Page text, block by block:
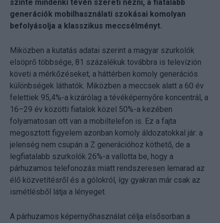
szinte mindenki tévén szereti nézni, a fiatalabb
generációk mobilhasználati szokásai komolyan
befolyásolja a klasszikus meccsélményt.
Miközben a kutatás adatai szerint a magyar szurkolók
elsöprő többsége, 81 százalékuk továbbra is televízión
követi a mérkőzéseket, a háttérben komoly generációs
különbségek láthatók. Miközben a meccsek alatt a 60 év
felettiek 95,4%-a kizárólag a tévéképernyőre koncentrál, a
16–29 év közötti fiatalok közel 50%-a kezében
folyamatosan ott van a mobiltelefon is. Ez a fajta
megosztott figyelem azonban komoly áldozatokkal jár: a
jelenség nem csupán a Z generációhoz köthető, de a
legfiatalabb szurkolók 26%-a vallotta be, hogy a
párhuzamos telefonozás miatt rendszeresen lemarad az
élő közvetítésről és a gólokról, így gyakran már csak az
ismétlésből látja a lényeget.
A párhuzamos képernyőhasználat célja elsősorban a